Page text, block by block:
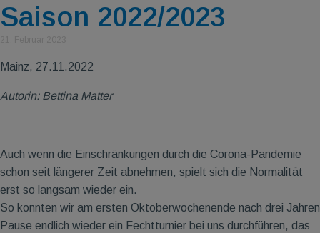
Saison 2022/2023
Mainz, 27.11.2022
Autorin: Bettina Matter
Auch wenn die Einschränkungen durch die Corona-Pandemie
schon seit längerer Zeit abnehmen, spielt sich die Normalität
erst so langsam wieder ein.
So konnten wir am ersten Oktoberwochenende nach drei Jahren
Pause endlich wieder ein Fechtturnier bei uns durchführen, das